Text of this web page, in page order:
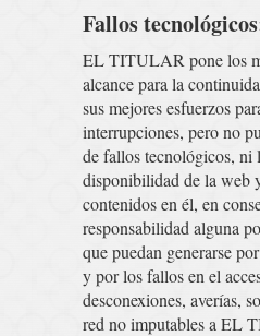
Fallos
EL TITULAR pone los
alcance para la
sus mejores esfuerzos
interrupciones, pero no
de fallos tecnológicos, ni
disponibilidad de la web
contenidos en él, en
responsabilidad alguna
que puedan generarse
y por los fallos en el
desconexiones, averías,
red no imputables a EL